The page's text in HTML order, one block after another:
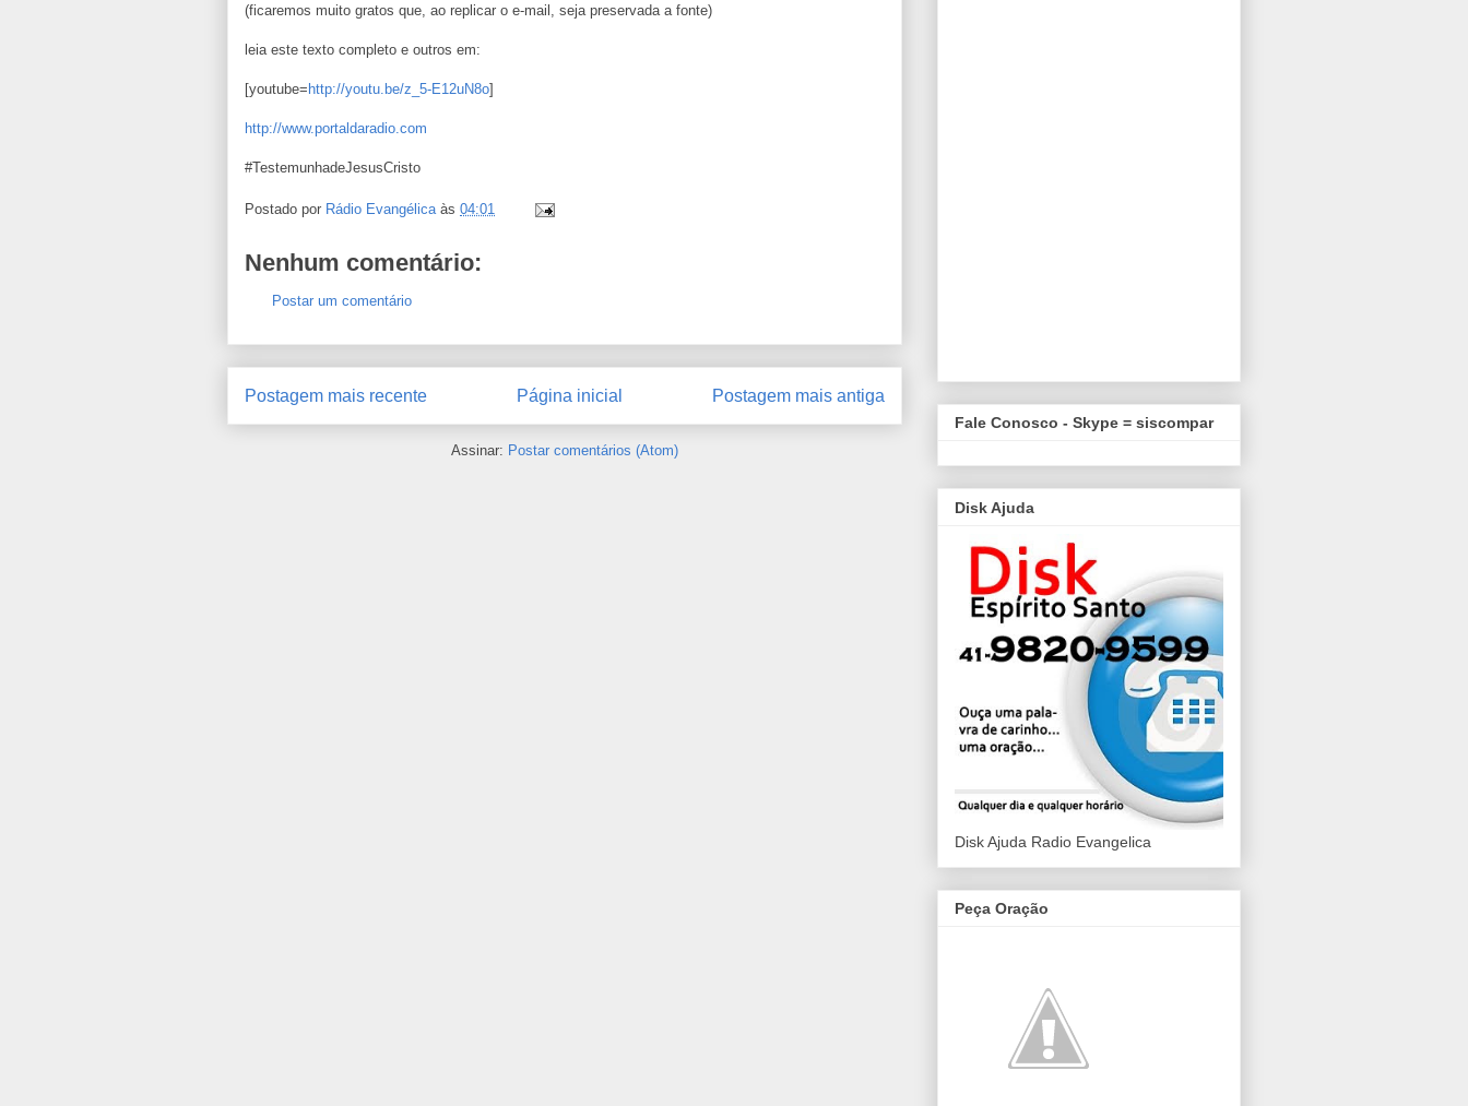
(ficaremos muito gratos que, ao replicar o e-mail, seja preservada a fonte)
leia este texto completo e outros em:
[youtube= http://youtu.be/z_5-E12uN8o]
http://www.portaldaradio.com
#TestemunhadeJesusCristo
Postado por Rádio Evangélica às 04:01
Nenhum comentário:
Postar um comentário
Postagem mais recente Postagem mais antiga
Página inicial
Assinar: Postar comentários (Atom)
Fale Conosco - Skype = siscompar
Disk Ajuda
Disk Ajuda Radio Evangelica
Peça Oração